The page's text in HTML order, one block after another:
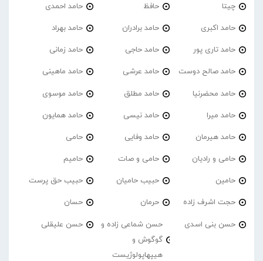
چیتا حافظ حامد احمدی
حامد اکبری حامد برادران حامد بهراد
حامد تاری پور حامد حاجی حامد زمانی
حامد صالح دوست حامد عرشی حامد ماهینی
حامد محضرنیا حامد مطلق حامد موسوی
حامد میرا حامد نیسی حامد همایون
حامد هیرمان حامد وفایی حامی
حامی و رادیان حامی و صات حامیم
حامین حبیب حامیان حبیب حق پرست
حجت اشرف زاده حرمان حسان
حسن بنی اسدی
حسن شماعی زاده و
گوگوش و
هیپهاپولوژیست
حسن علیقلی